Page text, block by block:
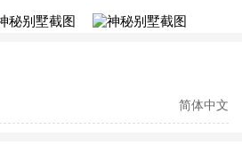
简体中文